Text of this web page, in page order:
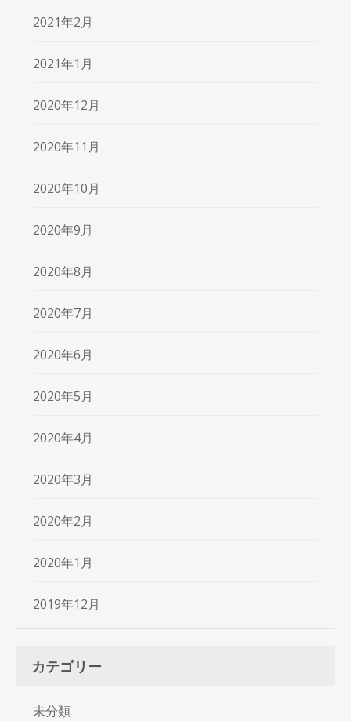
2021年2月
2021年1月
2020年12月
2020年11月
2020年10月
2020年9月
2020年8月
2020年7月
2020年6月
2020年5月
2020年4月
2020年3月
2020年2月
2020年1月
2019年12月
カテゴリー
未分類